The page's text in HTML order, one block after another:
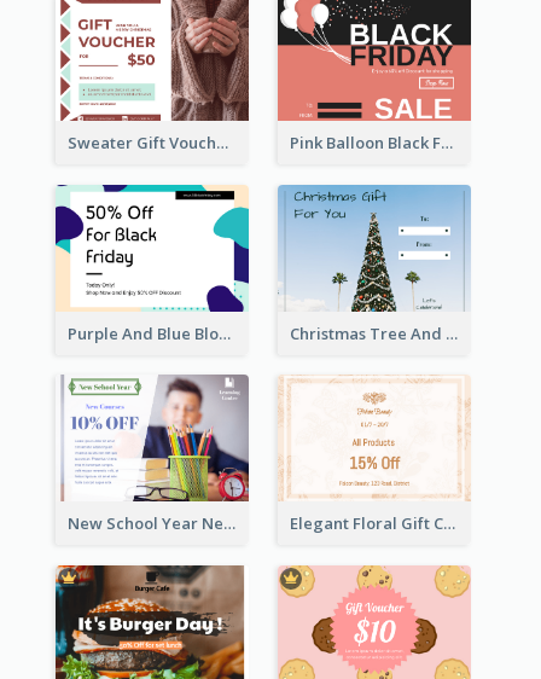
Sweater Gift Voucher Card Pink Balloon Black Friday Shopping Sale Gift Card
Purple And Blue Blobs Black Friday Sale Gift Card Christmas Tree And Sky Photo Gift Card
New School Year New Courses Gift Card Elegant Floral Gift Card